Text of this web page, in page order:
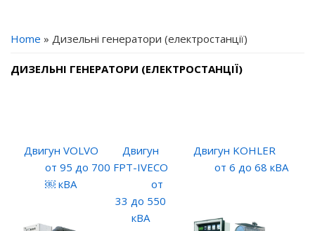
YOU ARE HERE
Home » Дизельні генератори (електростанції)
ДИЗЕЛЬНІ ГЕНЕРАТОРИ (ЕЛЕКТРОСТАНЦІЇ)
Двигун VOLVO
от 95 до 700
￼ кВА
Двигун
FPT-IVECO
от
33 до 550
кВА
Двигун KOHLER
от 6 до 68 кВА